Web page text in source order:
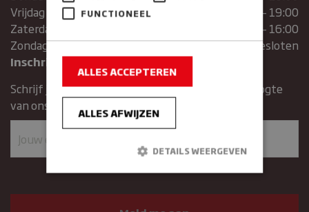
Vrijdag
07:00 – 19:00
Zaterdag
07:00 – 16:00
Zondag
Gesloten
Inschrijven voor de nieuwsbrief
Schrijf je in voor de nieuwsbrief en blijft op de hoogte
van ons assortiment en aanbiedingen.
FUNCTIONEEL
ALLES ACCEPTEREN
ALLES AFWIJZEN
DETAILS WEERGEVEN
Strikt noodzakelijk
Prestatie